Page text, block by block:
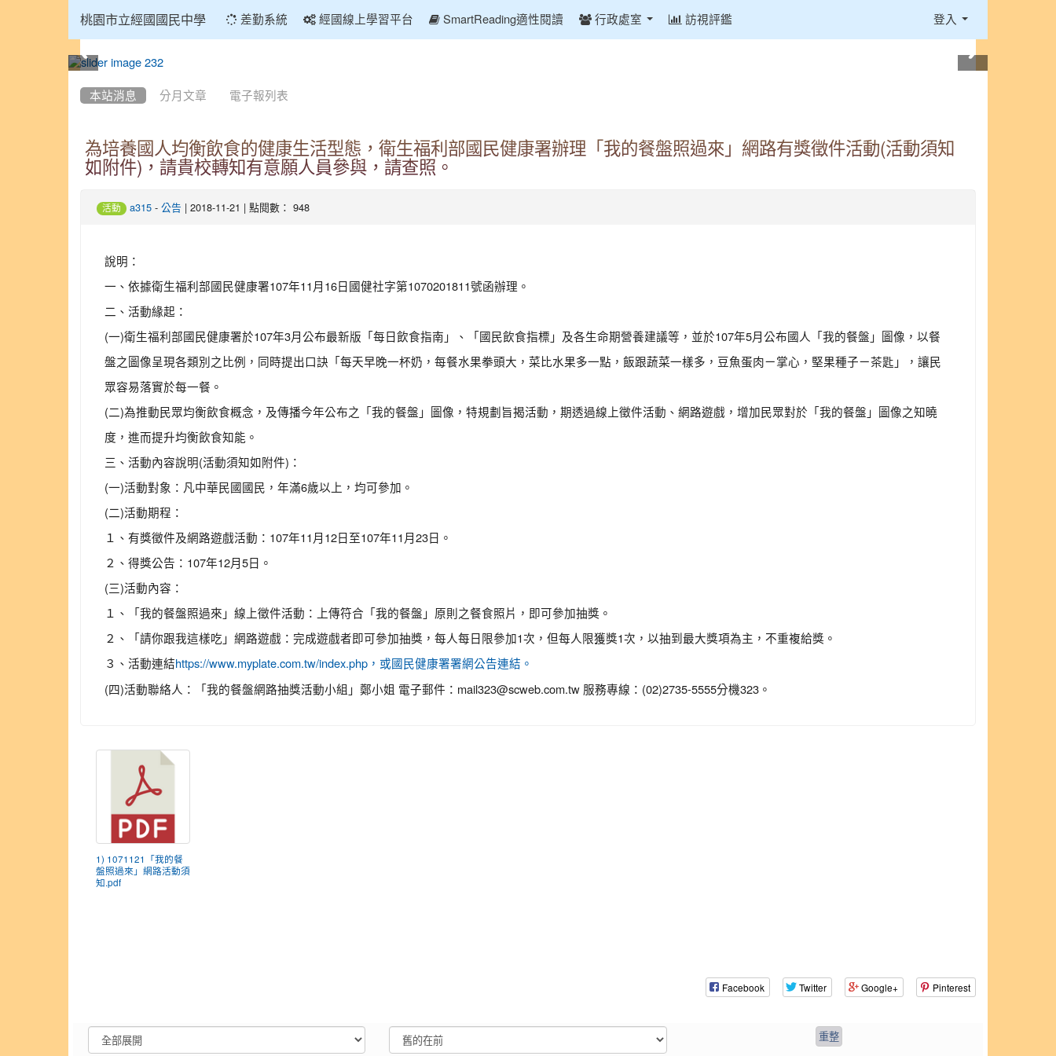
桃園市立經國國民中學 差勤系統 經國線上學習平台 SmartReading適性閱讀 行政處室 訪視評鑑 登入
本站消息 分月文章 電子報列表
為培養國人均衡飲食的健康生活型態，衛生福利部國民健康署辦理「我的餐盤照過來」網路有獎徵件活動(活動須知
如附件)，請貴校轉知有意願人員參與，請查照。
活動 a315 - 公告 | 2018-11-21 | 點閱數： 948
說明：
一、依據衛生福利部國民健康署107年11月16日國健社字第1070201811號函辦理。
二、活動緣起：
(一)衛生福利部國民健康署於107年3月公布最新版「每日飲食指南」、「國民飲食指標」及各生命期營養建議等，並於107年5月公布國人「我的餐盤」圖像，以餐
盤之圖像呈現各類別之比例，同時提出口訣「每天早晚一杯奶，每餐水果拳頭大，菜比水果多一點，飯跟蔬菜一樣多，豆魚蛋肉ㄧ掌心，堅果種子ㄧ茶匙」，讓民
眾容易落實於每一餐。
(二)為推動民眾均衡飲食概念，及傳播今年公布之「我的餐盤」圖像，特規劃旨揭活動，期透過線上徵件活動、網路遊戲，增加民眾對於「我的餐盤」圖像之知曉
度，進而提升均衡飲食知能。
三、活動內容說明(活動須知如附件)：
(一)活動對象：凡中華民國國民，年滿6歲以上，均可參加。
(二)活動期程：
１、有獎徵件及網路遊戲活動：107年11月12日至107年11月23日。
２、得獎公告：107年12月5日。
(三)活動內容：
１、「我的餐盤照過來」線上徵件活動：上傳符合「我的餐盤」原則之餐食照片，即可參加抽獎。
２、「請你跟我這樣吃」網路遊戲：完成遊戲者即可參加抽獎，每人每日限參加1次，但每人限獲獎1次，以抽到最大獎項為主，不重複給獎。
３、活動連結 https://www.myplate.com.tw/index.php，或國民健康署署網公告連結。
(四)活動聯絡人：「我的餐盤網路抽獎活動小組」鄭小姐 電子郵件：mail323@scweb.com.tw 服務專線：(02)2735-5555分機323。
1) 1071121「我的餐
盤照過來」網路活動須
知.pdf
Facebook Twitter Google+ Pinterest